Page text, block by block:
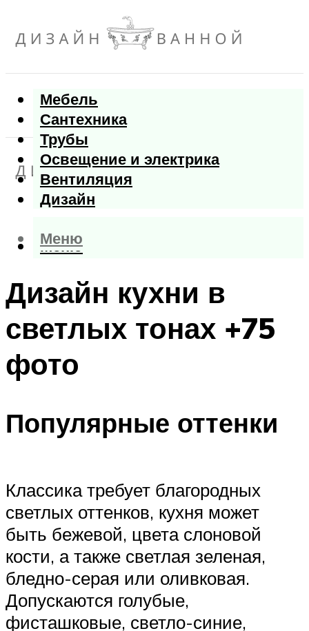
Мебель
Сантехника
Трубы
Освещение и электрика
Вентиляция
Дизайн
Меню
Меню
Дизайн кухни в
светлых тонах +75
фото
Популярные оттенки
Классика требует благородных
светлых оттенков, кухня может
быть бежевой, цвета слоновой
кости, а также светлая зеленая,
бледно-серая или оливковая.
Допускаются голубые,
фисташковые, светло-синие,